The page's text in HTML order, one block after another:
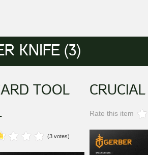
KNIFE (3)
TOOL
(3 votes)
Rate this item